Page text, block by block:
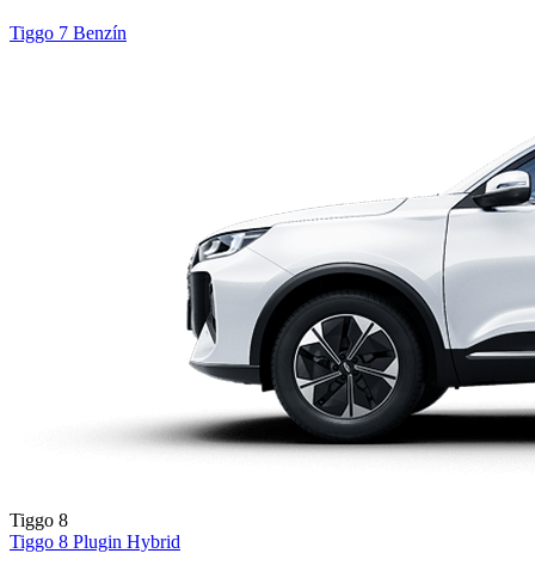
Tiggo 7 Benzín
Tiggo 8
Tiggo 8 Plugin Hybrid